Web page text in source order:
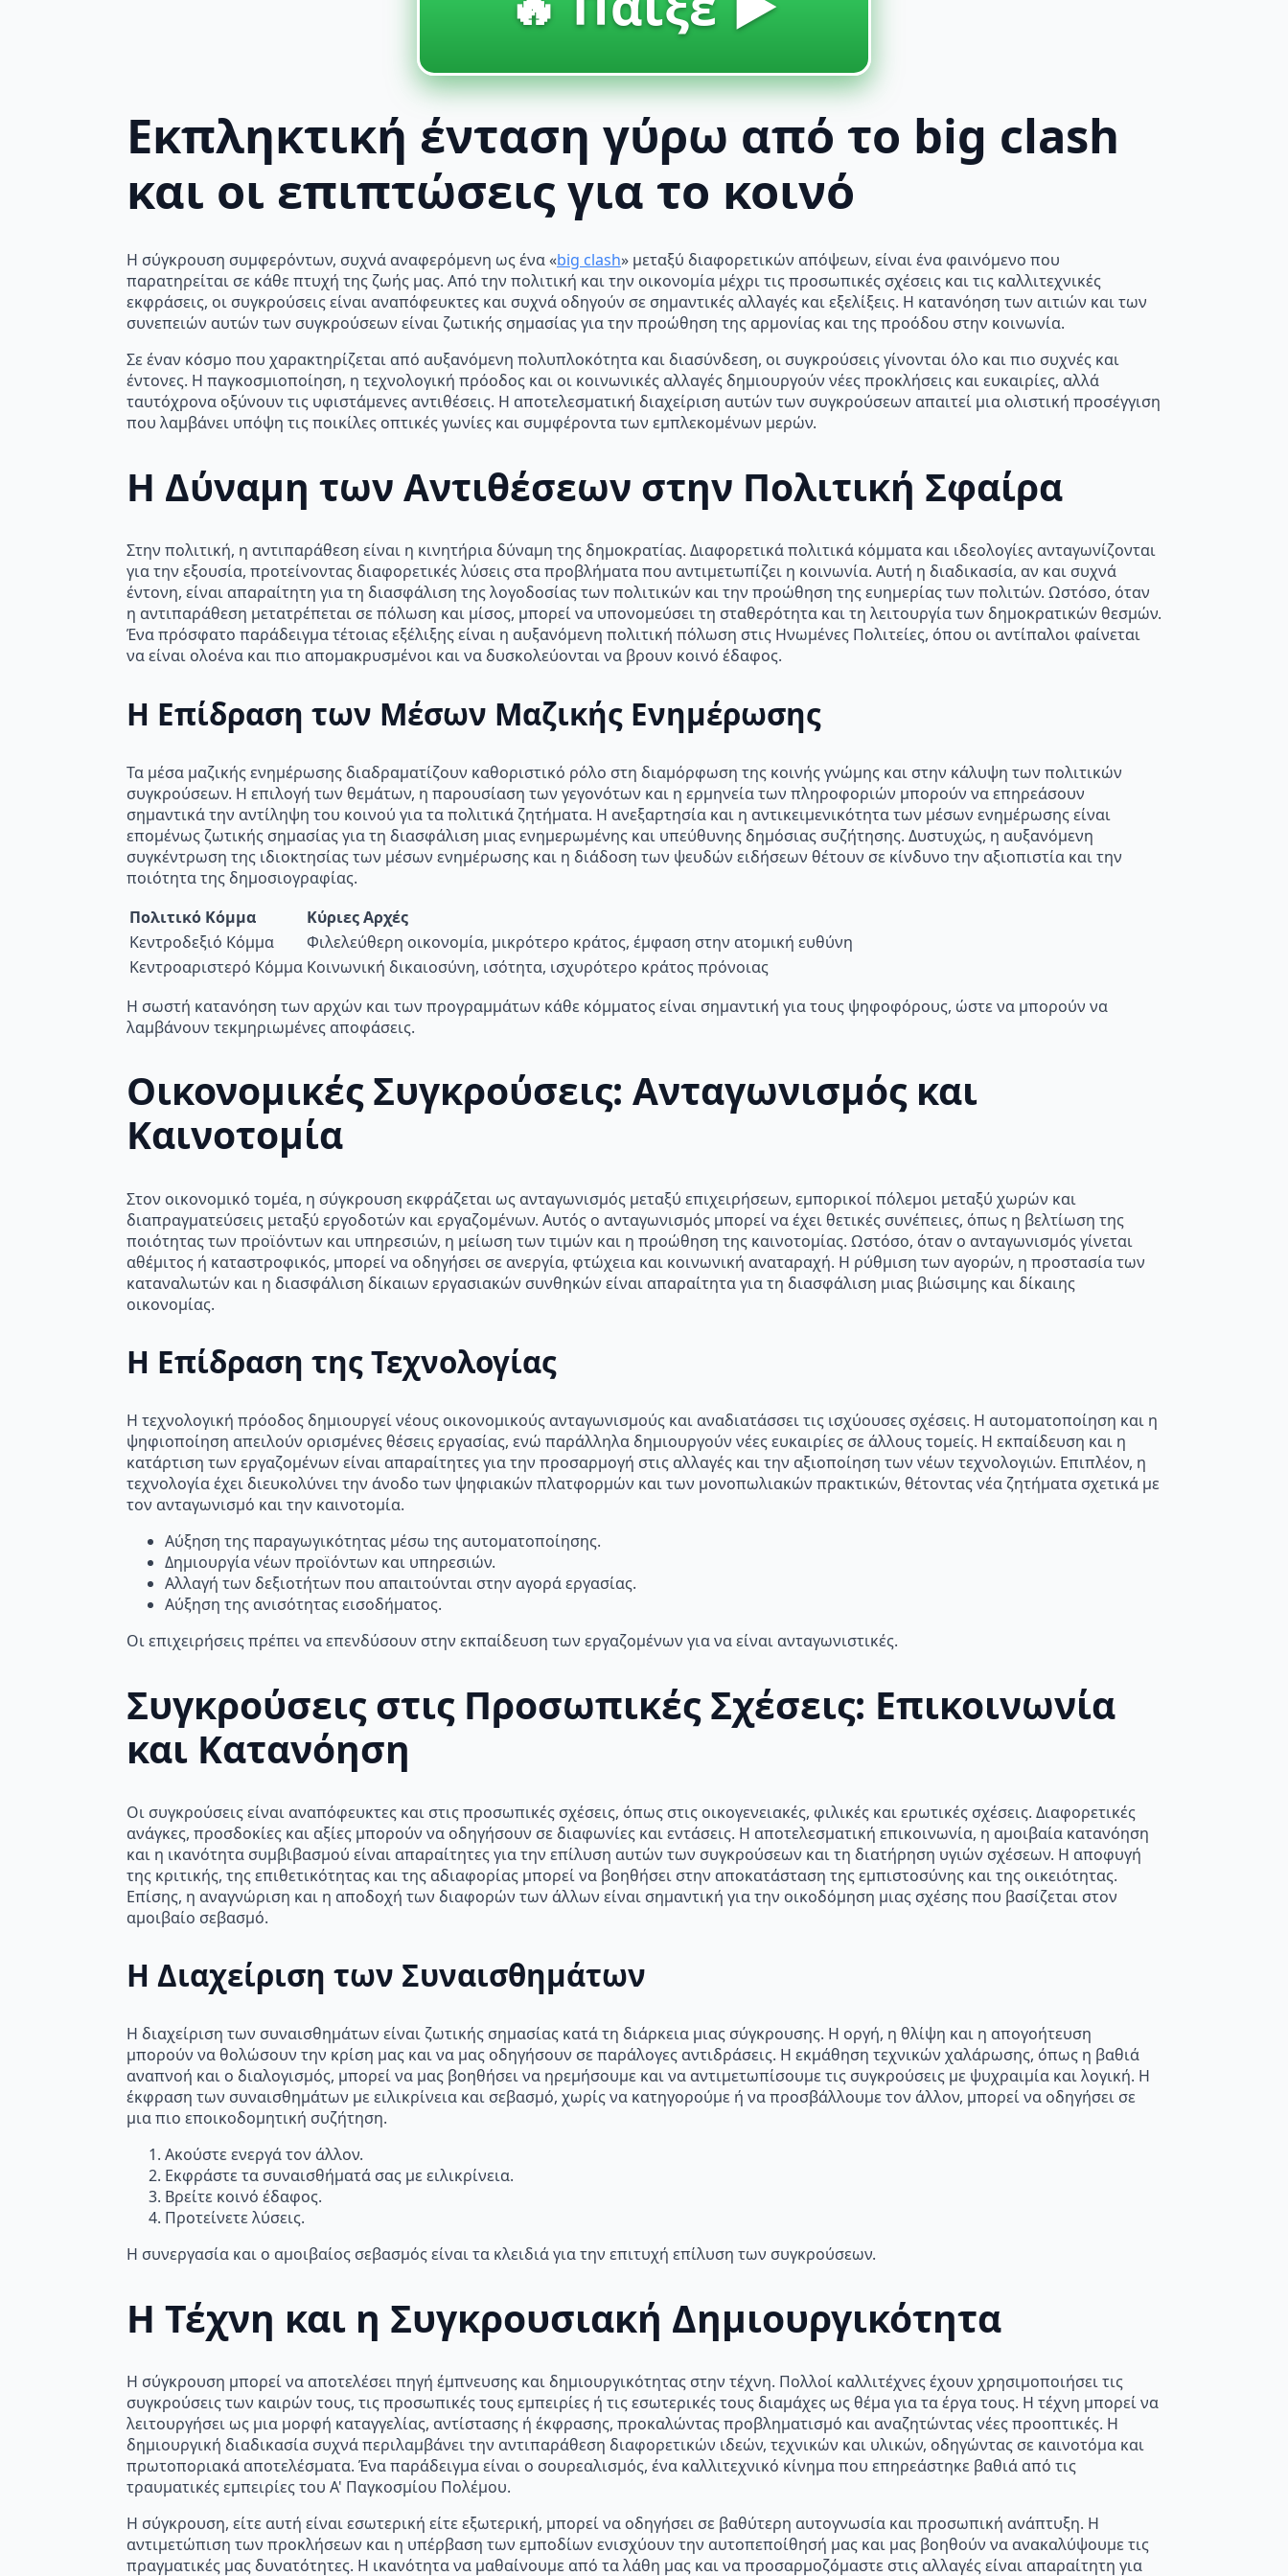
Εκπληκτική ένταση γύρω από το big clash
και οι επιπτώσεις για το κοινό
Η σύγκρουση συμφερόντων, συχνά αναφερόμενη ως ένα «big clash» μεταξύ διαφορετικών απόψεων, είναι ένα φαινόμενο που
παρατηρείται σε κάθε πτυχή της ζωής μας. Από την πολιτική και την οικονομία μέχρι τις προσωπικές σχέσεις και τις καλλιτεχνικές
εκφράσεις, οι συγκρούσεις είναι αναπόφευκτες και συχνά οδηγούν σε σημαντικές αλλαγές και εξελίξεις. Η κατανόηση των αιτιών και των
συνεπειών αυτών των συγκρούσεων είναι ζωτικής σημασίας για την προώθηση της αρμονίας και της προόδου στην κοινωνία.
Σε έναν κόσμο που χαρακτηρίζεται από αυξανόμενη πολυπλοκότητα και διασύνδεση, οι συγκρούσεις γίνονται όλο και πιο συχνές και
έντονες. Η παγκοσμιοποίηση, η τεχνολογική πρόοδος και οι κοινωνικές αλλαγές δημιουργούν νέες προκλήσεις και ευκαιρίες, αλλά
ταυτόχρονα οξύνουν τις υφιστάμενες αντιθέσεις. Η αποτελεσματική διαχείριση αυτών των συγκρούσεων απαιτεί μια ολιστική προσέγγιση
που λαμβάνει υπόψη τις ποικίλες οπτικές γωνίες και συμφέροντα των εμπλεκομένων μερών.
Η Δύναμη των Αντιθέσεων στην Πολιτική Σφαίρα
Στην πολιτική, η αντιπαράθεση είναι η κινητήρια δύναμη της δημοκρατίας. Διαφορετικά πολιτικά κόμματα και ιδεολογίες ανταγωνίζονται
για την εξουσία, προτείνοντας διαφορετικές λύσεις στα προβλήματα που αντιμετωπίζει η κοινωνία. Αυτή η διαδικασία, αν και συχνά
έντονη, είναι απαραίτητη για τη διασφάλιση της λογοδοσίας των πολιτικών και την προώθηση της ευημερίας των πολιτών. Ωστόσο, όταν
η αντιπαράθεση μετατρέπεται σε πόλωση και μίσος, μπορεί να υπονομεύσει τη σταθερότητα και τη λειτουργία των δημοκρατικών θεσμών.
Ένα πρόσφατο παράδειγμα τέτοιας εξέλιξης είναι η αυξανόμενη πολιτική πόλωση στις Ηνωμένες Πολιτείες, όπου οι αντίπαλοι φαίνεται
να είναι ολοένα και πιο απομακρυσμένοι και να δυσκολεύονται να βρουν κοινό έδαφος.
Η Επίδραση των Μέσων Μαζικής Ενημέρωσης
Τα μέσα μαζικής ενημέρωσης διαδραματίζουν καθοριστικό ρόλο στη διαμόρφωση της κοινής γνώμης και στην κάλυψη των πολιτικών
συγκρούσεων. Η επιλογή των θεμάτων, η παρουσίαση των γεγονότων και η ερμηνεία των πληροφοριών μπορούν να επηρεάσουν
σημαντικά την αντίληψη του κοινού για τα πολιτικά ζητήματα. Η ανεξαρτησία και η αντικειμενικότητα των μέσων ενημέρωσης είναι
επομένως ζωτικής σημασίας για τη διασφάλιση μιας ενημερωμένης και υπεύθυνης δημόσιας συζήτησης. Δυστυχώς, η αυξανόμενη
συγκέντρωση της ιδιοκτησίας των μέσων ενημέρωσης και η διάδοση των ψευδών ειδήσεων θέτουν σε κίνδυνο την αξιοπιστία και την
ποιότητα της δημοσιογραφίας.
Πολιτικό Κόμμα
Κύριες Αρχές
Κεντροδεξιό Κόμμα
Φιλελεύθερη οικονομία, μικρότερο κράτος, έμφαση στην ατομική ευθύνη
Κεντροαριστερό Κόμμα Κοινωνική δικαιοσύνη, ισότητα, ισχυρότερο κράτος πρόνοιας
Η σωστή κατανόηση των αρχών και των προγραμμάτων κάθε κόμματος είναι σημαντική για τους ψηφοφόρους, ώστε να μπορούν να
λαμβάνουν τεκμηριωμένες αποφάσεις.
Οικονομικές Συγκρούσεις: Ανταγωνισμός και
Καινοτομία
Στον οικονομικό τομέα, η σύγκρουση εκφράζεται ως ανταγωνισμός μεταξύ επιχειρήσεων, εμπορικοί πόλεμοι μεταξύ χωρών και
διαπραγματεύσεις μεταξύ εργοδοτών και εργαζομένων. Αυτός ο ανταγωνισμός μπορεί να έχει θετικές συνέπειες, όπως η βελτίωση της
ποιότητας των προϊόντων και υπηρεσιών, η μείωση των τιμών και η προώθηση της καινοτομίας. Ωστόσο, όταν ο ανταγωνισμός γίνεται
αθέμιτος ή καταστροφικός, μπορεί να οδηγήσει σε ανεργία, φτώχεια και κοινωνική αναταραχή. Η ρύθμιση των αγορών, η προστασία των
καταναλωτών και η διασφάλιση δίκαιων εργασιακών συνθηκών είναι απαραίτητα για τη διασφάλιση μιας βιώσιμης και δίκαιης
οικονομίας.
Η Επίδραση της Τεχνολογίας
Η τεχνολογική πρόοδος δημιουργεί νέους οικονομικούς ανταγωνισμούς και αναδιατάσσει τις ισχύουσες σχέσεις. Η αυτοματοποίηση και η
ψηφιοποίηση απειλούν ορισμένες θέσεις εργασίας, ενώ παράλληλα δημιουργούν νέες ευκαιρίες σε άλλους τομείς. Η εκπαίδευση και η
κατάρτιση των εργαζομένων είναι απαραίτητες για την προσαρμογή στις αλλαγές και την αξιοποίηση των νέων τεχνολογιών. Επιπλέον, η
τεχνολογία έχει διευκολύνει την άνοδο των ψηφιακών πλατφορμών και των μονοπωλιακών πρακτικών, θέτοντας νέα ζητήματα σχετικά με
τον ανταγωνισμό και την καινοτομία.
Αύξηση της παραγωγικότητας μέσω της αυτοματοποίησης.
Δημιουργία νέων προϊόντων και υπηρεσιών.
Αλλαγή των δεξιοτήτων που απαιτούνται στην αγορά εργασίας.
Αύξηση της ανισότητας εισοδήματος.
Οι επιχειρήσεις πρέπει να επενδύσουν στην εκπαίδευση των εργαζομένων για να είναι ανταγωνιστικές.
Συγκρούσεις στις Προσωπικές Σχέσεις: Επικοινωνία
και Κατανόηση
Οι συγκρούσεις είναι αναπόφευκτες και στις προσωπικές σχέσεις, όπως στις οικογενειακές, φιλικές και ερωτικές σχέσεις. Διαφορετικές
ανάγκες, προσδοκίες και αξίες μπορούν να οδηγήσουν σε διαφωνίες και εντάσεις. Η αποτελεσματική επικοινωνία, η αμοιβαία κατανόηση
και η ικανότητα συμβιβασμού είναι απαραίτητες για την επίλυση αυτών των συγκρούσεων και τη διατήρηση υγιών σχέσεων. Η αποφυγή
της κριτικής, της επιθετικότητας και της αδιαφορίας μπορεί να βοηθήσει στην αποκατάσταση της εμπιστοσύνης και της οικειότητας.
Επίσης, η αναγνώριση και η αποδοχή των διαφορών των άλλων είναι σημαντική για την οικοδόμηση μιας σχέσης που βασίζεται στον
αμοιβαίο σεβασμό.
Η Διαχείριση των Συναισθημάτων
Η διαχείριση των συναισθημάτων είναι ζωτικής σημασίας κατά τη διάρκεια μιας σύγκρουσης. Η οργή, η θλίψη και η απογοήτευση
μπορούν να θολώσουν την κρίση μας και να μας οδηγήσουν σε παράλογες αντιδράσεις. Η εκμάθηση τεχνικών χαλάρωσης, όπως η βαθιά
αναπνοή και ο διαλογισμός, μπορεί να μας βοηθήσει να ηρεμήσουμε και να αντιμετωπίσουμε τις συγκρούσεις με ψυχραιμία και λογική. Η
έκφραση των συναισθημάτων με ειλικρίνεια και σεβασμό, χωρίς να κατηγορούμε ή να προσβάλλουμε τον άλλον, μπορεί να οδηγήσει σε
μια πιο εποικοδομητική συζήτηση.
Ακούστε ενεργά τον άλλον.
Εκφράστε τα συναισθήματά σας με ειλικρίνεια.
Βρείτε κοινό έδαφος.
Προτείνετε λύσεις.
Η συνεργασία και ο αμοιβαίος σεβασμός είναι τα κλειδιά για την επιτυχή επίλυση των συγκρούσεων.
Η Τέχνη και η Συγκρουσιακή Δημιουργικότητα
Η σύγκρουση μπορεί να αποτελέσει πηγή έμπνευσης και δημιουργικότητας στην τέχνη. Πολλοί καλλιτέχνες έχουν χρησιμοποιήσει τις
συγκρούσεις των καιρών τους, τις προσωπικές τους εμπειρίες ή τις εσωτερικές τους διαμάχες ως θέμα για τα έργα τους. Η τέχνη μπορεί να
λειτουργήσει ως μια μορφή καταγγελίας, αντίστασης ή έκφρασης, προκαλώντας προβληματισμό και αναζητώντας νέες προοπτικές. Η
δημιουργική διαδικασία συχνά περιλαμβάνει την αντιπαράθεση διαφορετικών ιδεών, τεχνικών και υλικών, οδηγώντας σε καινοτόμα και
πρωτοποριακά αποτελέσματα. Ένα παράδειγμα είναι ο σουρεαλισμός, ένα καλλιτεχνικό κίνημα που επηρεάστηκε βαθιά από τις
τραυματικές εμπειρίες του Α' Παγκοσμίου Πολέμου.
Η σύγκρουση, είτε αυτή είναι εσωτερική είτε εξωτερική, μπορεί να οδηγήσει σε βαθύτερη αυτογνωσία και προσωπική ανάπτυξη. Η
αντιμετώπιση των προκλήσεων και η υπέρβαση των εμποδίων ενισχύουν την αυτοπεποίθησή μας και μας βοηθούν να ανακαλύψουμε τις
πραγματικές μας δυνατότητες. Η ικανότητα να μαθαίνουμε από τα λάθη μας και να προσαρμοζόμαστε στις αλλαγές είναι απαραίτητη για